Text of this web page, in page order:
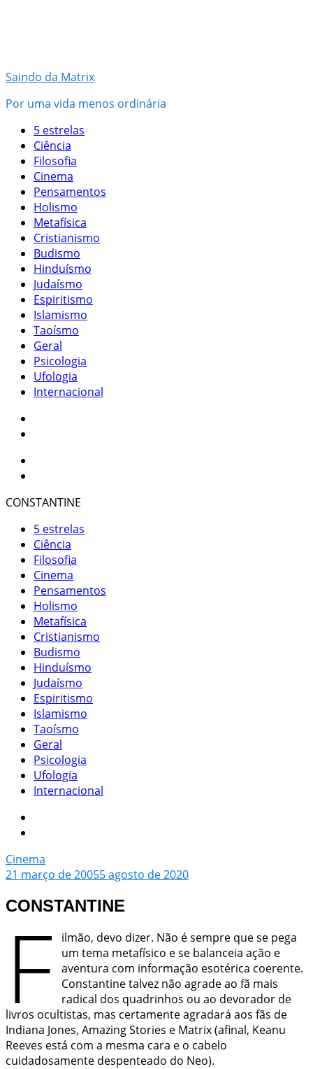
Saindo da Matrix
Por uma vida menos ordinária
5 estrelas
Ciência
Filosofia
Cinema
Pensamentos
Holismo
Metafísica
Cristianismo
Budismo
Hinduísmo
Judaísmo
Espiritismo
Islamismo
Taoísmo
Geral
Psicologia
Ufologia
Internacional
CONSTANTINE
5 estrelas
Ciência
Filosofia
Cinema
Pensamentos
Holismo
Metafísica
Cristianismo
Budismo
Hinduísmo
Judaísmo
Espiritismo
Islamismo
Taoísmo
Geral
Psicologia
Ufologia
Internacional
Cinema
21 março de 20055 agosto de 2020
CONSTANTINE
F
ilmão, devo dizer. Não é sempre que se pega
um tema metafísico e se balanceia ação e
aventura com informação esotérica coerente.
Constantine talvez não agrade ao fã mais
radical dos quadrinhos ou ao devorador de
livros ocultistas, mas certamente agradará aos fãs de
Indiana Jones, Amazing Stories e Matrix (afinal, Keanu
Reeves está com a mesma cara e o cabelo
cuidadosamente despenteado do Neo).